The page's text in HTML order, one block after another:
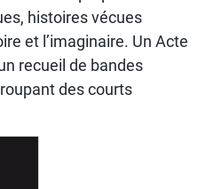
histoires vécues
et l’imaginaire. Un Acte
recueil de bandes
des courts